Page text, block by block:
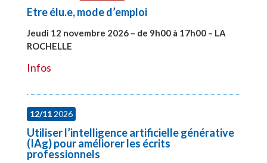
Etre élu.e, mode d’emploi
Jeudi 12 novembre 2026 – de 9h00 à 17h00 – LA
ROCHELLE
Infos
12/112026
Utiliser l’intelligence artificielle générative
(IAg) pour améliorer les écrits
professionnels